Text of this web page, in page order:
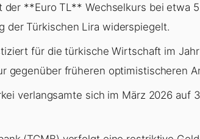
der **Euro TL** Wechselkurs bei etwa
der Türkischen Lira widerspiegelt.
für die türkische Wirtschaft im
gegenüber früheren optimistischeren
verlangsamte sich im März 2026 auf